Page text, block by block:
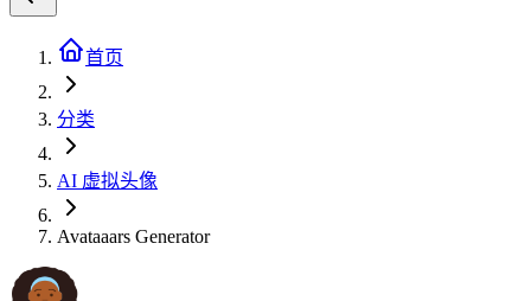
首页
分类
AI 虚拟头像
Avataaars Generator